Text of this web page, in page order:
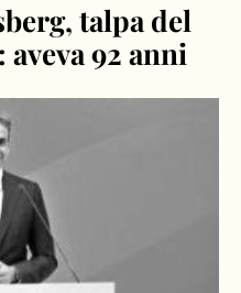
talpa del
92 anni